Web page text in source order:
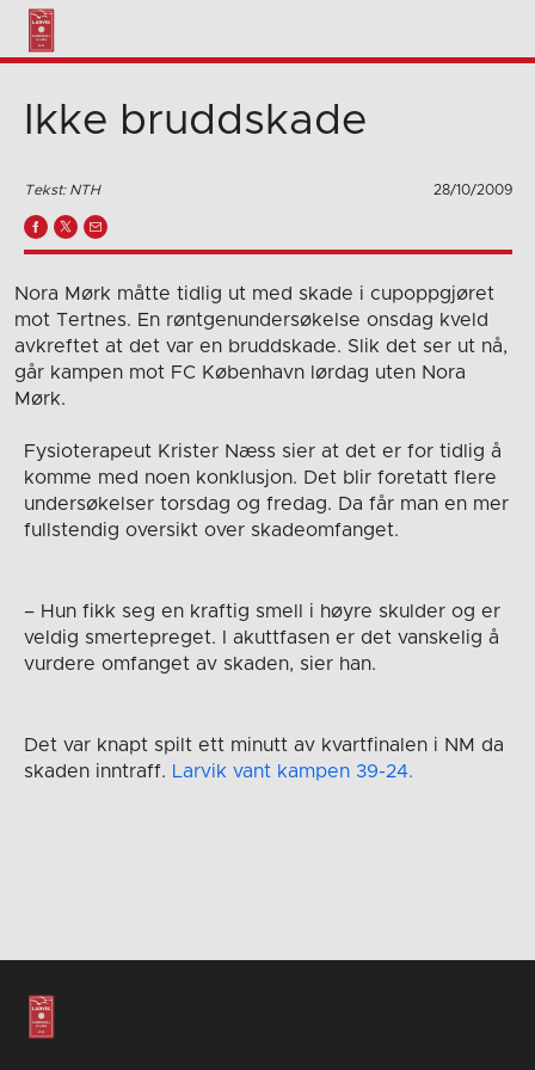
Ikke bruddskade
Tekst: NTH 28/10/2009
Nora Mørk måtte tidlig ut med skade i cupoppgjøret
mot Tertnes. En røntgenundersøkelse onsdag kveld
avkreftet at det var en bruddskade. Slik det ser ut nå,
går kampen mot FC København lørdag uten Nora
Mørk.
Fysioterapeut Krister Næss sier at det er for tidlig å
komme med noen konklusjon. Det blir foretatt flere
undersøkelser torsdag og fredag. Da får man en mer
fullstendig oversikt over skadeomfanget.
– Hun fikk seg en kraftig smell i høyre skulder og er
veldig smertepreget. I akuttfasen er det vanskelig å
vurdere omfanget av skaden, sier han.
Det var knapt spilt ett minutt av kvartfinalen i NM da
skaden inntraff. Larvik vant kampen 39-24.